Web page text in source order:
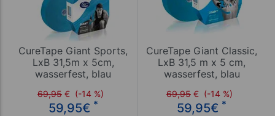
CureTape Giant Sports,
LxB 31,5m x 5cm,
wasserfest, blau
69,95 € (-14 %)
59,95€ *
CureTape Giant Classic,
LxB 31,5 m x 5 cm,
wasserfest, blau
69,95 € (-14 %)
59,95€ *